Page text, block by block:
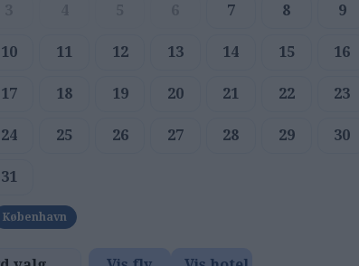
7 8 9
10 11 12 13 14 15 16
17 18 19 20 21 22 23
24 25 26 27 28 29 30
31
København